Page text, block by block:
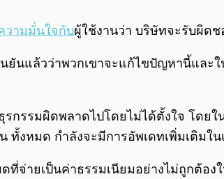
วามมั่นใจกับผู้ใช้งานว่า บริษัทจะรับผิด
นแล้วว่าพวกเขาจะแก้ไขปัญหานี้และ
รรมผิดพลาดไปโดยไม่ได้ตั้งใจ โดยใน
ทั้งหมด กำลังจะมีการอัพเดทเพิ่มเติมใน
จ่ายเป็นค่าธรรมเนียมอย่างไม่ถูกต้องใ